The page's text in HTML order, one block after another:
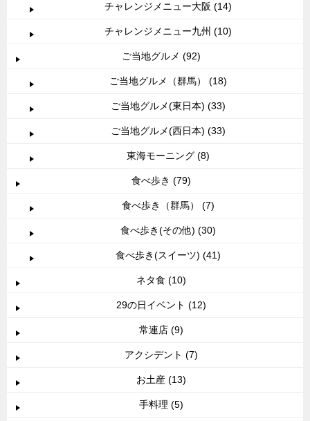
チャレンジメニュー大阪 (14)
チャレンジメニュー九州 (10)
ご当地グルメ (92)
ご当地グルメ（群馬） (18)
ご当地グルメ(東日本) (33)
ご当地グルメ(西日本) (33)
東海モーニング (8)
食べ歩き (79)
食べ歩き（群馬） (7)
食べ歩き(その他) (30)
食べ歩き(スイーツ) (41)
ネタ食 (10)
29の日イベント (12)
常連店 (9)
アクシデント (7)
お土産 (13)
手料理 (5)